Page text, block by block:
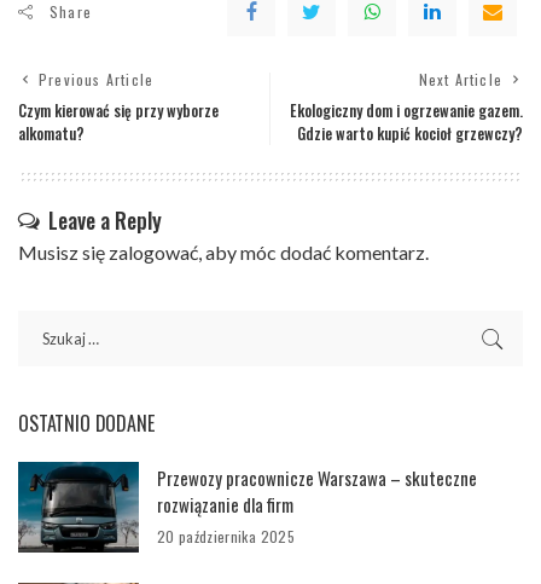
Share
Previous Article
Czym kierować się przy wyborze
alkomatu?
Next Article
Ekologiczny dom i ogrzewanie gazem.
Gdzie warto kupić kocioł grzewczy?
Leave a Reply
Musisz się zalogować, aby móc dodać komentarz.
OSTATNIO DODANE
Przewozy pracownicze Warszawa – skuteczne
rozwiązanie dla firm
20 października 2025